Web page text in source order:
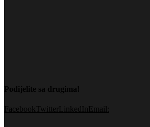
Podijelite sa drugima!
Facebook TwitterLinkedInEmail: